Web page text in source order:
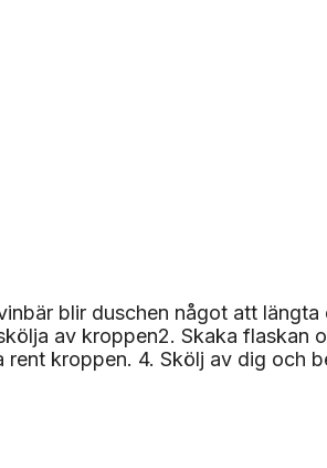
blir duschen något att
av kroppen2. Skaka flaskan
kroppen. 4. Skölj av dig och